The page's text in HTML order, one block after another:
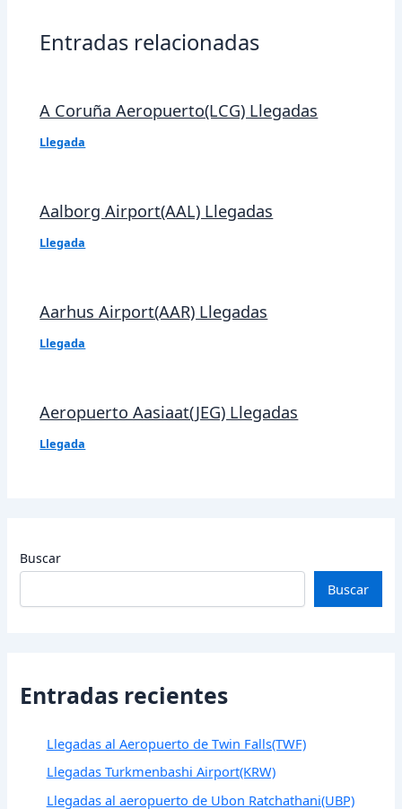
Entradas relacionadas
A Coruña Aeropuerto(LCG) Llegadas
Llegada
Aalborg Airport(AAL) Llegadas
Llegada
Aarhus Airport(AAR) Llegadas
Llegada
Aeropuerto Aasiaat(JEG) Llegadas
Llegada
Buscar
Buscar
Entradas recientes
Llegadas al Aeropuerto de Twin Falls(TWF)
Llegadas Turkmenbashi Airport(KRW)
Llegadas al aeropuerto de Ubon Ratchathani(UBP)